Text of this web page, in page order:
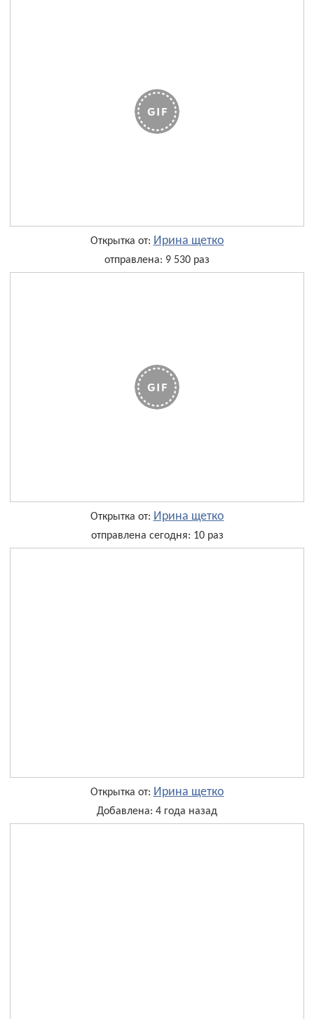
Открытка от: Ирина щетко
отправлена: 9 530 раз
Открытка от: Ирина щетко
отправлена сегодня: 10 раз
Открытка от: Ирина щетко
Добавлена: 4 года назад